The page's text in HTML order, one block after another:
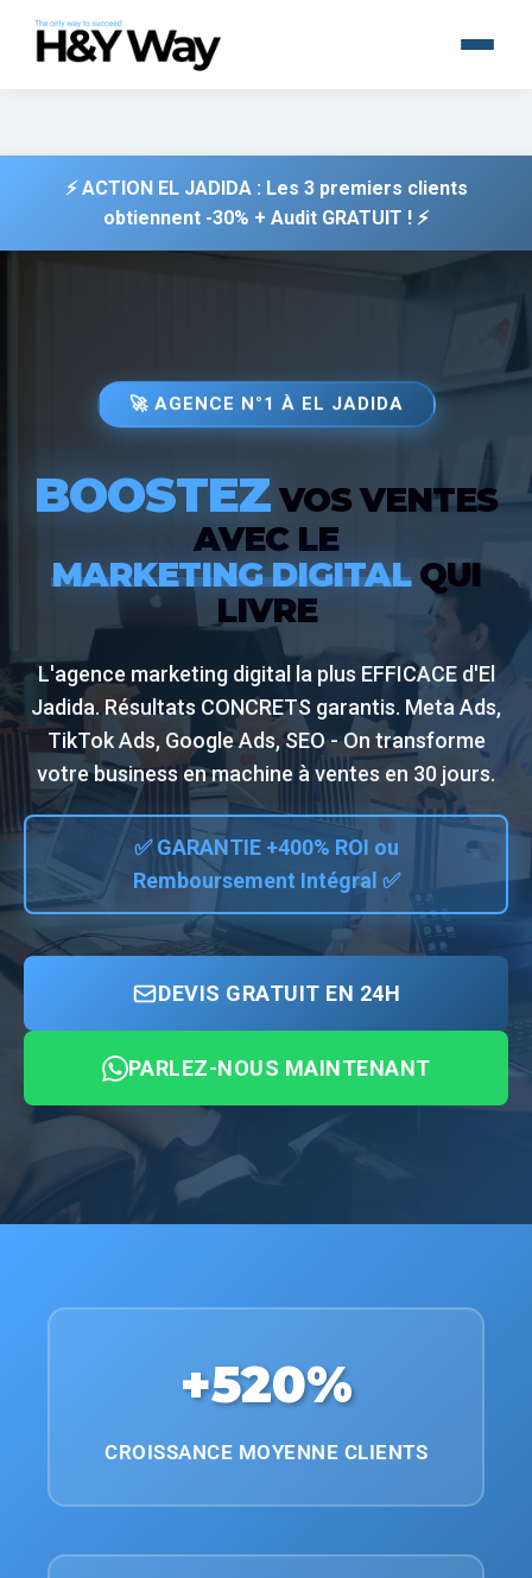
⚡ ACTION EL JADIDA : Les 3 premiers clients
obtiennent -30% + Audit GRATUIT ! ⚡
🚀 AGENCE N°1 À EL JADIDA
BOOSTEZVOS VENTES
AVEC LE
MARKETING DIGITALQUI
LIVRE
L'agence marketing digital la plus EFFICACE d'El
Jadida. Résultats CONCRETS garantis. Meta Ads,
TikTok Ads, Google Ads, SEO - On transforme
votre business en machine à ventes en 30 jours.
✅ GARANTIE +400% ROI ou
Remboursement Intégral ✅
DEVIS GRATUIT EN 24H
PARLEZ-NOUS MAINTENANT
+520%
CROISSANCE MOYENNE CLIENTS